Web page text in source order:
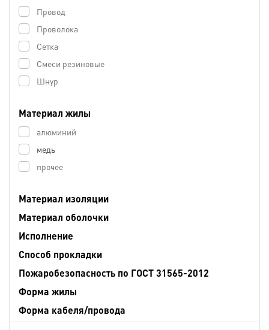
Провод
Проволока
Сетка
Смеси резиновые
Шнур
Материал жилы
алюминий
медь
прочее
Материал изоляции
Материал оболочки
Исполнение
Способ прокладки
Пожаробезопасность по ГОСТ 31565-2012
Форма жилы
Форма кабеля/провода